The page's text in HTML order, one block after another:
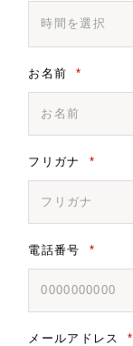
お名前 *
フリガナ *
電話番号 *
メールアドレス *